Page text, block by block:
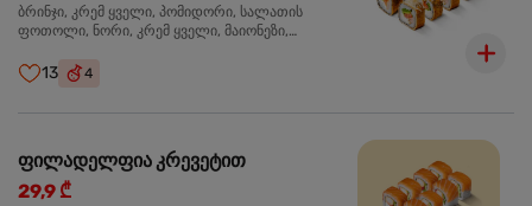
ბრინჯი, კრემ ყველი, პომიდორი, სალათის
ფოთოლი, ნორი, კრემ ყველი, მაიონეზი,
შებოლილი ქათმის ფილე
13 4
ფილადელფია კრევეტით
29,9 ₾